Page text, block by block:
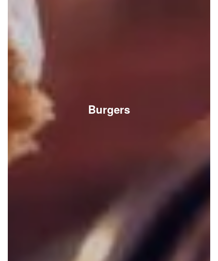
Burgers